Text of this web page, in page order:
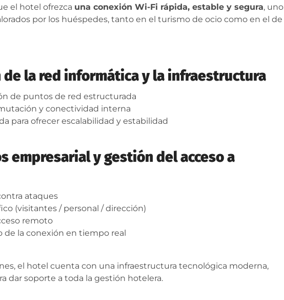
el hotel ofrezca una conexión Wi-Fi rápida, estable y segura, uno
por los huéspedes, tanto en el turismo de ocio como en el de
de la red informática y la infraestructura
de puntos de red estructurada
y conectividad interna
para ofrecer escalabilidad y estabilidad
empresarial y gestión del acceso a
ataques
(visitantes / personal / dirección)
remoto
de la conexión en tiempo real
el hotel cuenta con una infraestructura tecnológica moderna,
dar soporte a toda la gestión hotelera.